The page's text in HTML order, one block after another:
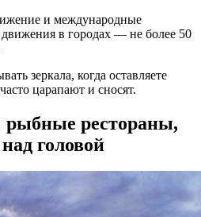
и международные
в городах — не более 50
зеркала, когда оставляете
царапают и сносят.
рыбные рестораны,
головой